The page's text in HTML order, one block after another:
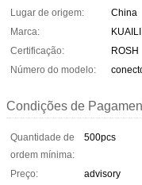
Lugar de origem:
China
Marca:
KUAILI
Certificação:
ROSH
Número do modelo:
Condições de
Quantidade de
ordem mínima:
500pcs
Preço:
advisory